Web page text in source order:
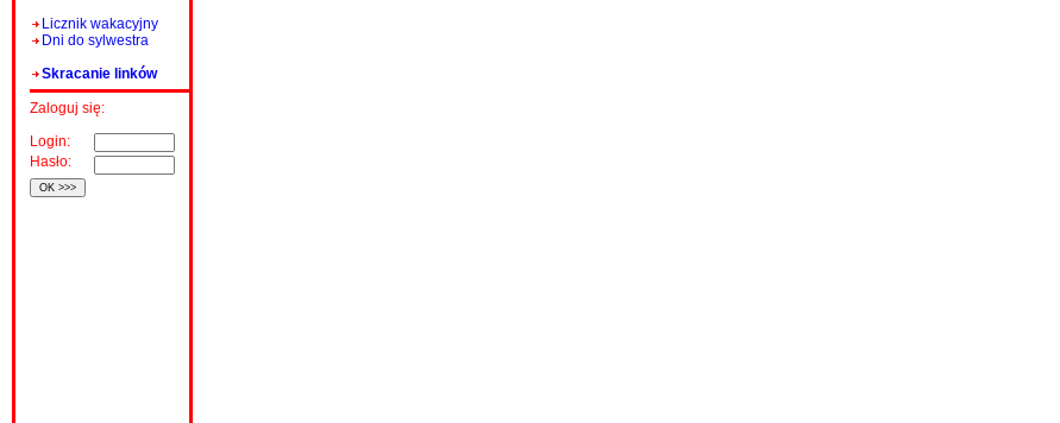
Licznik wakacyjny
Dni do sylwestra
Skracanie linków
Zaloguj się:
Login:
Hasło: